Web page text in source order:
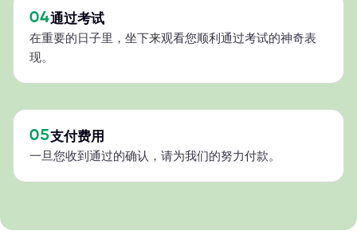
04通过考试
在重要的日子里，坐下来观看您顺利通过考试的神奇表
现。
05支付费用
一旦您收到通过的确认，请为我们的努力付款。